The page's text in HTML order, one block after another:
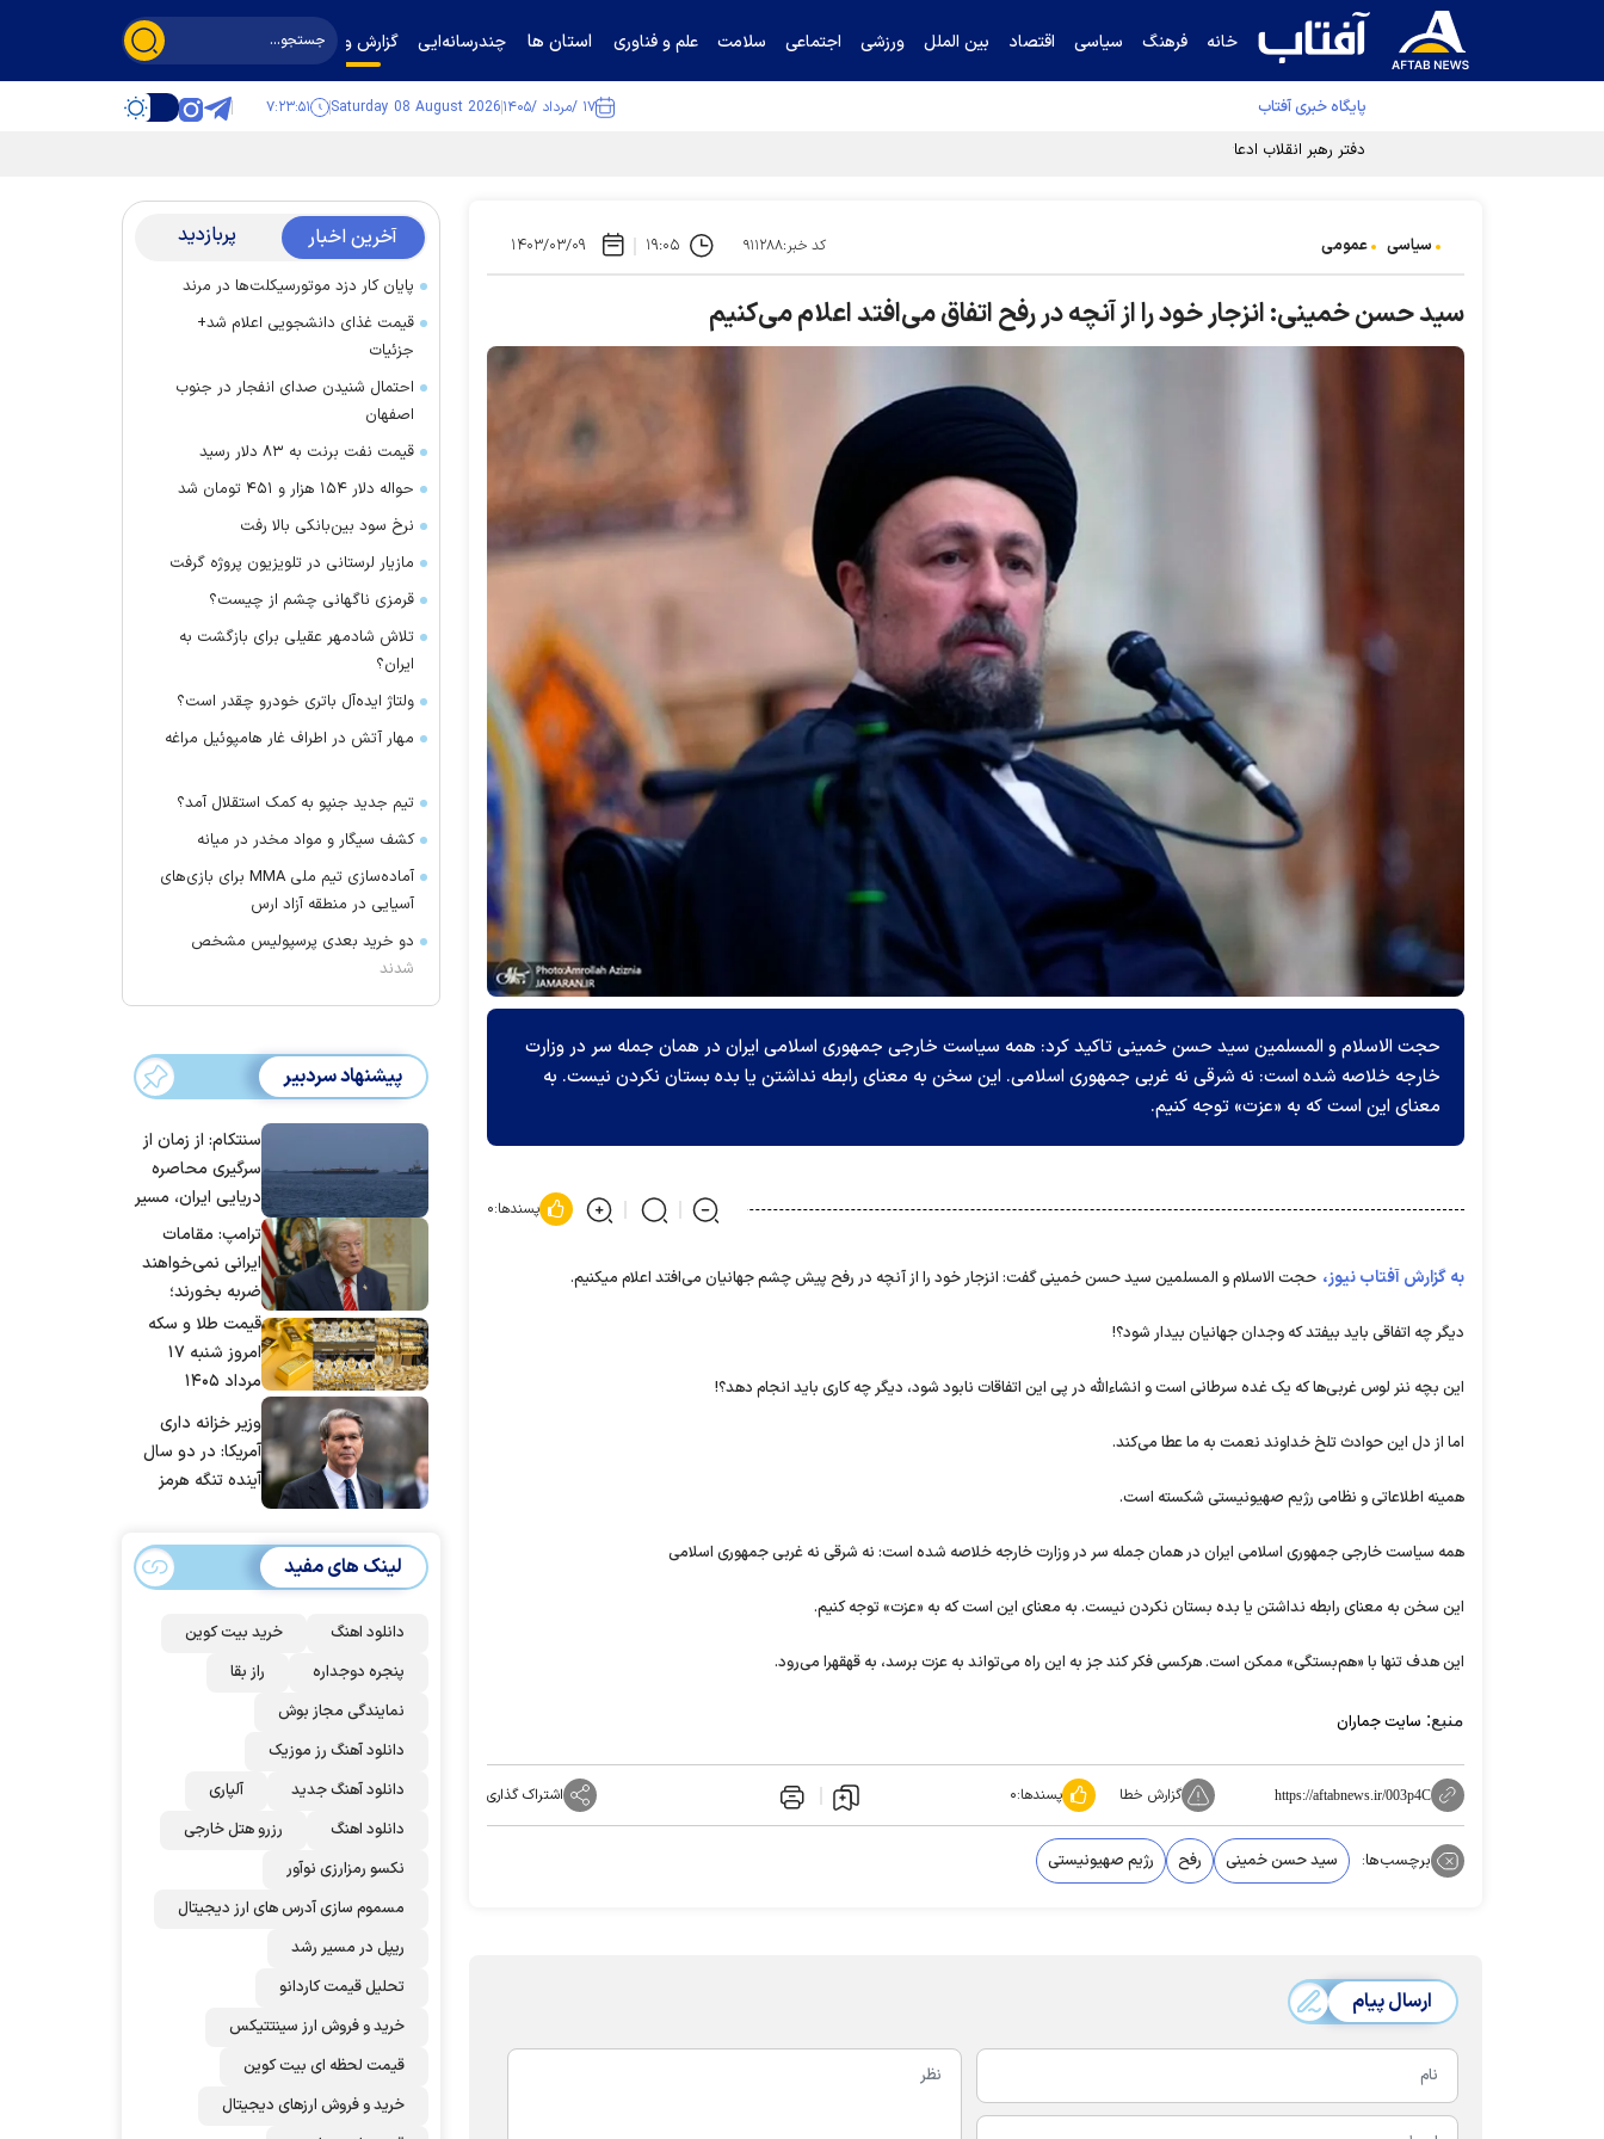
خانه فرهنگ سیاسی اقتصاد بین الملل ورزشی اجتماعی سلامت علم و فناوری استان ها چندرسانه‌ایی گزارش و گفت‌وگو
پایگاه خبری آفتاب ۱۷ /مرداد /۱۴۰۵ Saturday 08 August 2026 ۷:۲۳:۵۲
دفتر رهبر انقلاب ادعای خرازی درباره پزشکیان را تکذیب کرد
سیاسی عمومی کد خبر:۹۱۱۲۸۸ ۱۹:۰۵ ۱۴۰۳/۰۳/۰۹
سید حسن خمینی: انزجار خود را از آنچه در رفح اتفاق می‌افتد اعلام می‌کنیم
حجت الاسلام و المسلمین سید حسن خمینی تاکید کرد: همه سیاست خارجی جمهوری اسلامی ایران در همان جمله سر در وزارت
خارجه خلاصه شده است: نه شرقی نه غربی جمهوری اسلامی. این سخن به معنای رابطه نداشتن یا بده بستان نکردن نیست. به
معنای این است که به «عزت» توجه کنیم.
پسندها:۰
به گزارش آفتاب نیوز، حجت الاسلام و المسلمین سید حسن خمینی گفت: انزجار خود را از آنچه در رفح پیش چشم جهانیان می‌افتد اعلام میکنیم.
دیگر چه اتفاقی باید بیفتد که وجدان جهانیان بیدار شود؟!
این بچه ننر لوس غربی‌ها که یک غده سرطانی است و انشاءالله در پی این اتفاقات نابود شود، دیگر چه کاری باید انجام دهد؟!
اما از دل این حوادث تلخ خداوند نعمت به ما عطا می‌کند.
همینه اطلاعاتی و نظامی رژیم صهیونیستی شکسته است.
همه سیاست خارجی جمهوری اسلامی ایران در همان جمله سر در وزارت خارجه خلاصه شده است: نه شرقی نه غربی جمهوری اسلامی
این سخن به معنای رابطه نداشتن یا بده بستان نکردن نیست. به معنای این است که به «عزت» توجه کنیم.
این هدف تنها با «هم‌بستگی» ممکن است. هرکسی فکر کند جز به این راه می‌تواند به عزت برسد، به قهقهرا می‌رود.
منبع: سایت جماران
https://aftabnews.ir/003p4C گزارش خطا پسندها:۰ اشتراک گذاری
برچسب‌ها: سید حسن خمینی رفح رژیم صهیونیستی
ارسال پیام
آخرین اخبار پربازدید
پایان کار دزد موتورسیکلت‌ها در مرند
قیمت غذای دانشجویی اعلام شد+
جزئیات
احتمال شنیدن صدای انفجار در جنوب
اصفهان
قیمت نفت برنت به ۸۳ دلار رسید
حواله دلار ۱۵۴ هزار و ۴۵۱ تومان شد
نرخ سود بین‌بانکی بالا رفت
مازیار لرستانی در تلویزیون پروژه گرفت
قرمزی ناگهانی چشم از چیست؟
تلاش شادمهر عقیلی برای بازگشت به
ایران؟
ولتاژ ایده‌آل باتری خودرو چقدر است؟
مهار آتش در اطراف غار هامپوئیل مراغه
تیم جدید جنپو به کمک استقلال آمد؟
کشف سیگار و مواد مخدر در میانه
آماده‌سازی تیم ملی MMA برای بازی‌های
آسیایی در منطقه آزاد ارس
دو خرید بعدی پرسپولیس مشخص
شدند
پیشنهاد سردبیر
سنتکام: از زمان از
سرگیری محاصره
دریایی ایران، مسیر
بیش از ۵۰ کشتی را
تغییر داده‌ایم
ترامپ: مقامات
ایرانی نمی‌خواهند
ضربه بخورند؛
می‌خواهند به
توافق برسند
قیمت طلا و سکه
امروز شنبه ۱۷
مرداد ۱۴۰۵
وزیر خزانه داری
آمریکا: در دو سال
آینده تنگه هرمز
لینک های مفید
دانلود اهنگ
خرید بیت کوین
پنجره دوجداره
راز بقا
نمایندگی مجاز بوش
دانلود آهنگ رز‌ موزیک
دانلود آهنگ جدید
آلپاری
دانلود اهنگ
رزرو هتل خارجی
نکسو رمزارزی نوآور
مسموم سازی آدرس های ارز دیجیتال
ریپل در مسیر رشد
تحلیل قیمت کاردانو
خرید و فروش ارز سینتتیکس
قیمت لحظه ای بیت کوین
خرید و فروش ارزهای دیجیتال